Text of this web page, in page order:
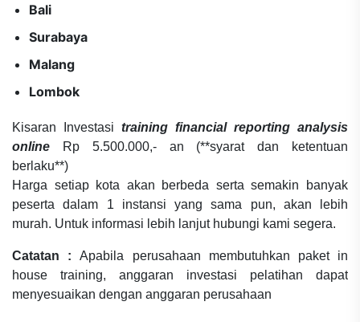
Bali
Surabaya
Malang
Lombok
Kisaran Investasi training financial reporting analysis
online
Rp 5.500.000,- an (**syarat dan ketentuan
berlaku**)
Harga setiap kota akan berbeda serta semakin banyak
peserta dalam 1 instansi yang sama pun, akan lebih
murah. Untuk informasi lebih lanjut hubungi kami segera.
Catatan : Apabila perusahaan membutuhkan paket in
house training, anggaran investasi pelatihan dapat
menyesuaikan dengan anggaran perusahaan